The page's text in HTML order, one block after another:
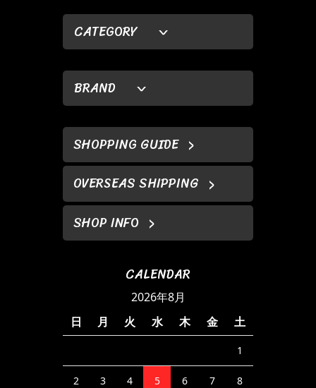
CATEGORY
BRAND
SHOPPING GUIDE
OVERSEAS SHIPPING
SHOP INFO
CALENDAR
2026年8月
日
月 火 水 木 金 土
1
2 3 4 5 6 7 8